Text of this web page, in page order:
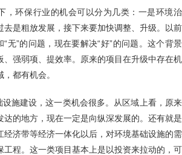
环保行业的机会可以分为几类：一是环境治
去是粗放发展，接下来要加快调整、升级。以前
“无”的问题，现在要解决“好”的问题。这个背景
、强弱项、提效率。原来的项目在升级中存在机
都有机会。
施建设，这一类机会很多。从区域上看，原来
达的地方，现在一定是向纵深发展的。还有就是
经济带等经济一体化以后，对环境基础设施的需
工程。这一类项目基本上是以投资来拉动的，可